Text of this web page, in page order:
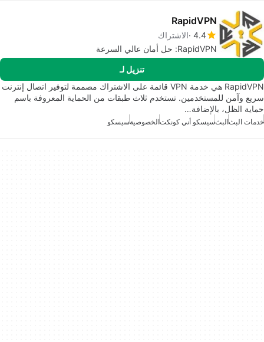
RapidVPN
4.4 الاشتراك
RapidVPN: حل أمان عالي السرعة
تنزيل لـ
RapidVPN هي خدمة VPN قائمة على الاشتراك مصممة لتوفير اتصال إنترنت
سريع وآمن للمستخدمين. تستخدم ثلاث طبقات من الحماية المعروفة باسم
حماية الظل، بالإضافة…
خدمات البثالبثسيسكو أني كونكتالخصوصيةسيسكو